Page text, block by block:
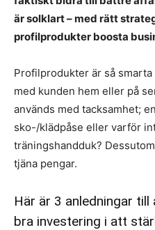
är solklart – med rätt
profilprodukter boosta
Profilprodukter är så
med kunden hem eller på
används med tacksamhet;
sko-/klädpåse eller varför
träningshandduk?
tjäna pengar.
Här är 3 anledningar
bra investering i att